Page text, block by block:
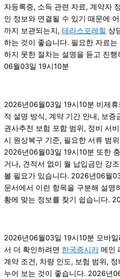
자등록증, 소득 관련 자료, 계약자
인 정보와 연결될 수 있기 때문에
까지 보관되는지, 테라스포레힐 상
하는 것이 좋습니다. 필요한 자료
하지 못한 절차는 설명을 듣고 진
06월03일 19시10분
2026년06월03일 19시10분 비제
적 설명 방식, 계약 기간 안내, 보증
권사추천 보험 포함 범위, 정비 서
시 원상복구 기준, 필요한 서류 범
2026년06월03일 19시10분 또한
거나, 견적서 없이 월 납입금만 강
볼 필요가 있습니다. 2026년06월
문서에서 이런 항목을 구분해 설명
황에 맞는 정보를 찾기 쉽습니다.
2026년06월03일 19시10분 모바
서 더 확인하려면 한국증시카 메인
계약 조건, 차량 인도, 보험 범위,
누어 보는 것이 좋습니다. 2026년